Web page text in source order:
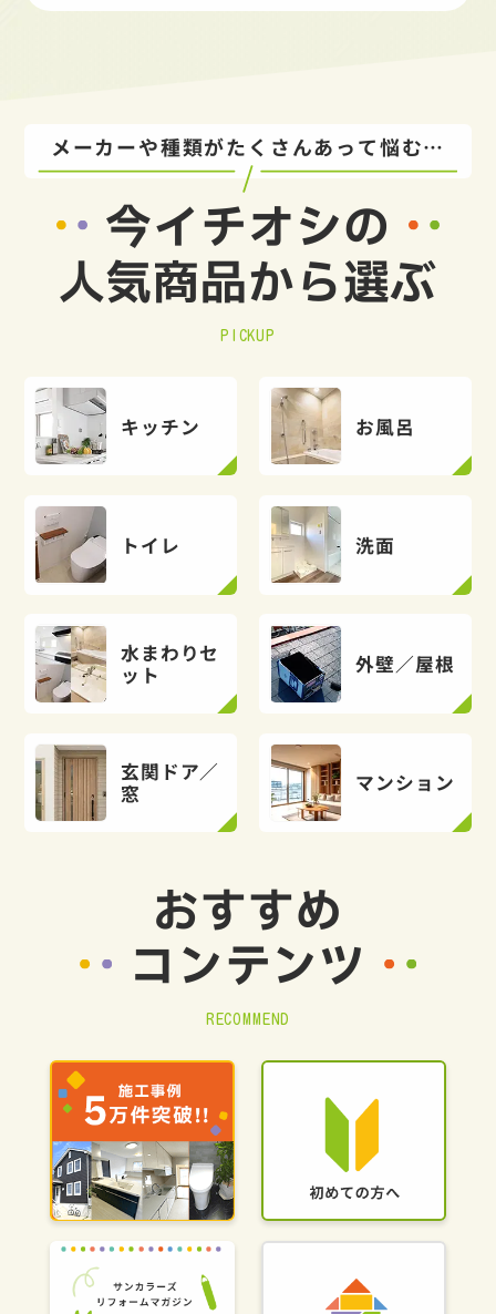
メーカーや種類がたくさんあって悩む…
今イチオシの
人気商品から選ぶ
PICKUP
キッチン お風呂
トイレ 洗面
水まわりセ
ット
外壁／屋根
玄関ドア／
窓
マンション
おすすめ
コンテンツ
RECOMMEND